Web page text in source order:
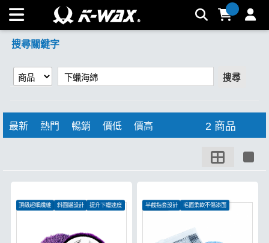
【下蠟海綿】搜尋結果 | K-WAX台灣汽車美容材料
搜尋關鍵字
搜尋
最新 熱門 暢銷 價低 價高 2 商品
頂級超細纖維 斜圓邊設計 提升下蠟速度 半截指套設計
毛面柔軟不傷漆面